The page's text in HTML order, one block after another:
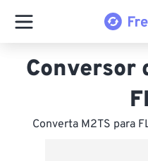
Conversor
Converta M2TS para